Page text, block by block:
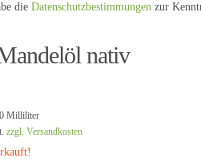
dieDatenschutzbestimmungen zur
nativ
Milliliter
zzgl. Versandkosten